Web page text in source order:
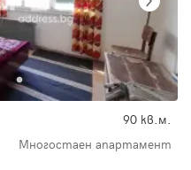
90 кв.м.
Многостаен апартамент